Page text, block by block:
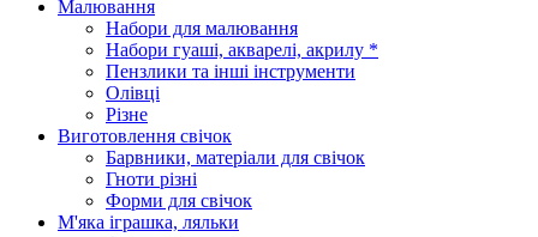
Малювання
Набори для малювання
Набори гуаші, акварелі, акрилу *
Пензлики та інші інструменти
Олівці
Різне
Виготовлення свічок
Барвники, матеріали для свічок
Гноти різні
Форми для свічок
М'яка іграшка, ляльки